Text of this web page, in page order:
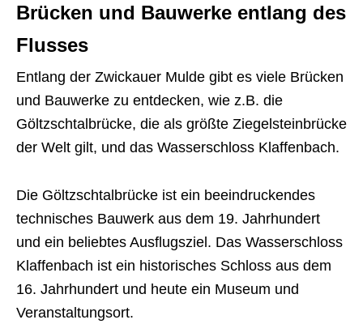
Brücken und Bauwerke entlang des
Flusses
Entlang der Zwickauer Mulde gibt es viele Brücken
und Bauwerke zu entdecken, wie z.B. die
Göltzschtalbrücke, die als größte Ziegelsteinbrücke
der Welt gilt, und das Wasserschloss Klaffenbach.
Die Göltzschtalbrücke ist ein beeindruckendes
technisches Bauwerk aus dem 19. Jahrhundert
und ein beliebtes Ausflugsziel. Das Wasserschloss
Klaffenbach ist ein historisches Schloss aus dem
16. Jahrhundert und heute ein Museum und
Veranstaltungsort.